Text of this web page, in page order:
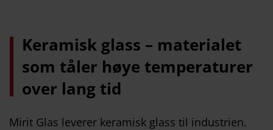
Keramisk glass – materialet
som tåler høye temperaturer
over lang tid
Mirit Glas leverer keramisk glass til industrien.